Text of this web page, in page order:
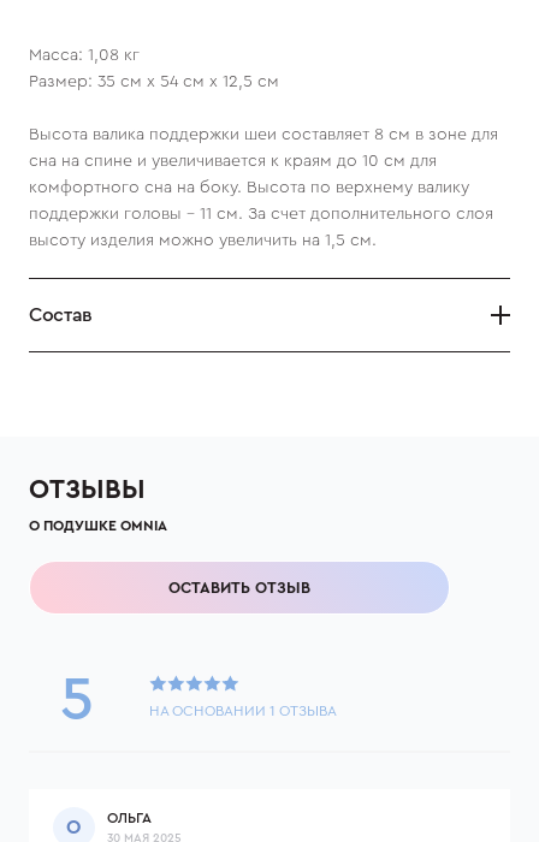
Масса: 1,08 кг
Размер: 35 см х 54 см х 12,5 см
Высота валика поддержки шеи составляет 8 см в зоне для
сна на спине и увеличивается к краям до 10 см для
комфортного сна на боку. Высота по верхнему валику
поддержки головы - 11 см. За счет дополнительного слоя
высоту изделия можно увеличить на 1,5 см.
Состав
ОТЗЫВЫ
О ПОДУШКЕ OMNIA
ОСТАВИТЬ ОТЗЫВ
5 НА ОСНОВАНИИ 1 ОТЗЫВА
О
ОЛЬГА
30 МАЯ 2025